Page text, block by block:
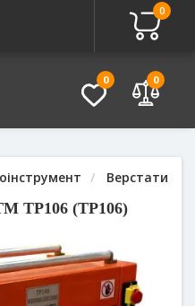
0
0 0
Верстати
TP106 (TP106)
Питання - Відповідь